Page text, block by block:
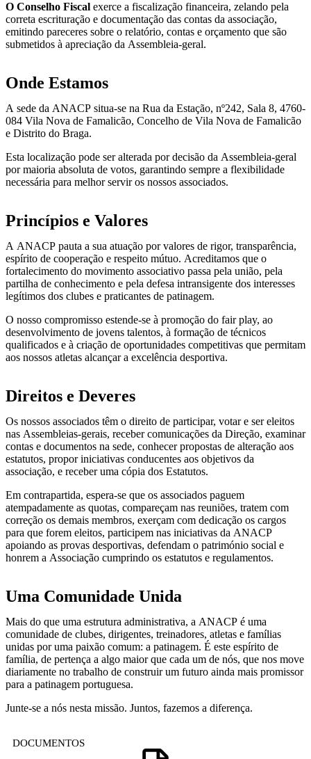
O Conselho Fiscal exerce a fiscalização financeira, zelando pela
correta escrituração e documentação das contas da associação,
emitindo pareceres sobre o relatório, contas e orçamento que são
submetidos à apreciação da Assembleia-geral.
Onde Estamos
A sede da ANACP situa-se na Rua da Estação, nº242, Sala 8, 4760-
084 Vila Nova de Famalicão, Concelho de Vila Nova de Famalicão
e Distrito do Braga.
Esta localização pode ser alterada por decisão da Assembleia-geral
por maioria absoluta de votos, garantindo sempre a flexibilidade
necessária para melhor servir os nossos associados.
Princípios e Valores
A ANACP pauta a sua atuação por valores de rigor, transparência,
espírito de cooperação e respeito mútuo. Acreditamos que o
fortalecimento do movimento associativo passa pela união, pela
partilha de conhecimento e pela defesa intransigente dos interesses
legítimos dos clubes e praticantes de patinagem.
O nosso compromisso estende-se à promoção do fair play, ao
desenvolvimento de jovens talentos, à formação de técnicos
qualificados e à criação de oportunidades competitivas que permitam
aos nossos atletas alcançar a excelência desportiva.
Direitos e Deveres
Os nossos associados têm o direito de participar, votar e ser eleitos
nas Assembleias-gerais, receber comunicações da Direção, examinar
contas e documentos na sede, conhecer propostas de alteração aos
estatutos, propor iniciativas conducentes aos objetivos da
associação, e receber uma cópia dos Estatutos.
Em contrapartida, espera-se que os associados paguem
atempadamente as quotas, compareçam nas reuniões, tratem com
correção os demais membros, exerçam com dedicação os cargos
para que forem eleitos, participem nas iniciativas da ANACP
apoiando as provas desportivas, defendam o património social e
honrem a Associação cumprindo os estatutos e regulamentos.
Uma Comunidade Unida
Mais do que uma estrutura administrativa, a ANACP é uma
comunidade de clubes, dirigentes, treinadores, atletas e famílias
unidas por uma paixão comum: a patinagem. É este espírito de
família, de pertença a algo maior que cada um de nós, que nos move
diariamente no trabalho de construir um futuro ainda mais promissor
para a patinagem portuguesa.
Junte-se a nós nesta missão. Juntos, fazemos a diferença.
DOCUMENTOS